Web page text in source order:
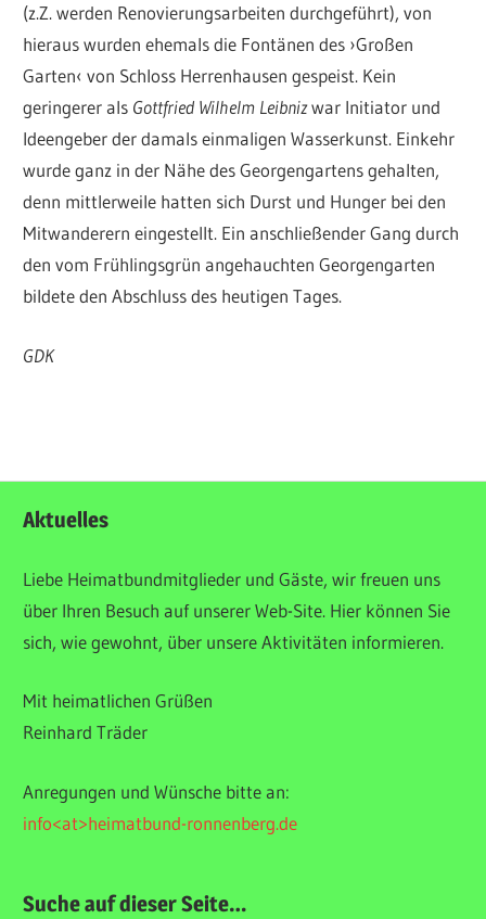
(z.Z. werden Renovierungsarbeiten durchgeführt), von
hieraus wurden ehemals die Fontänen des ›Großen
Garten‹ von Schloss Herrenhausen gespeist. Kein
geringerer als Gottfried Wilhelm Leibnizwar Initiator und
Ideengeber der damals einmaligen Wasserkunst. Einkehr
wurde ganz in der Nähe des Georgengartens gehalten,
denn mittlerweile hatten sich Durst und Hunger bei den
Mitwanderern eingestellt. Ein anschließender Gang durch
den vom Frühlingsgrün angehauchten Georgengarten
bildete den Abschluss des heutigen Tages.
GDK
ALLGEMEIN
WANDERUNGEN
Aktuelles
Liebe Heimatbundmitglieder und Gäste, wir freuen uns
über Ihren Besuch auf unserer Web-Site. Hier können Sie
sich, wie gewohnt, über unsere Aktivitäten informieren.
Mit heimatlichen Grüßen
Reinhard Träder
Anregungen und Wünsche bitte an:
info<at>heimatbund-ronnenberg.de
Suche auf dieser Seite…